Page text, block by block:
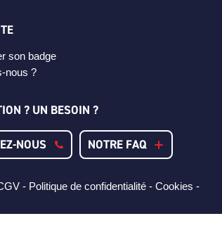
son badge
nous ?
? UN BESOIN ?
NOUS NOTRE FAQ
- Politique de confidentialité - Cookies -